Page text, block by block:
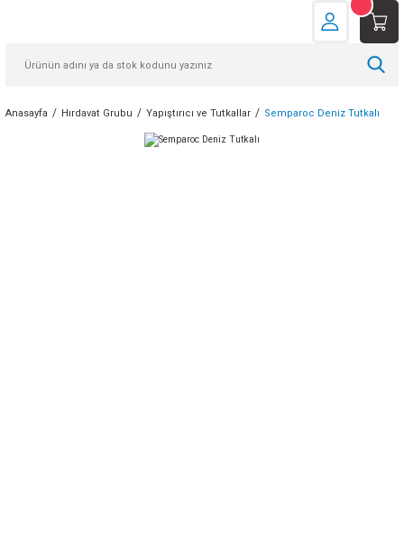
Anasayfa Hırdavat Grubu Yapıştırıcı ve Tutkallar Semparoc Deniz Tutkalı